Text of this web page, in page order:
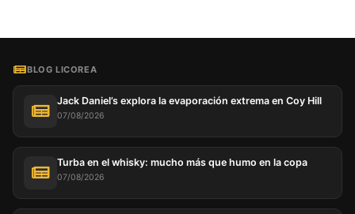
BLOG LICOREA
Jack Daniel’s explora la evaporación extrema en Coy Hill
07/08/2026
Turba en el whisky: mucho más que humo en la copa
07/08/2026